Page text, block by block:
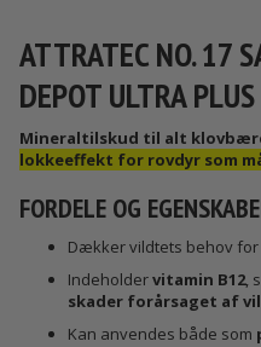
ATTRATEC NO. 17
DEPOT ULTRA PLUS
Mineraltilskud til alt
lokkeeffekt for rovdyr som
FORDELE OG
Dækker vildtets behov
Indeholdervitamin B12,
skader forårsaget af
Kan anvendes både som